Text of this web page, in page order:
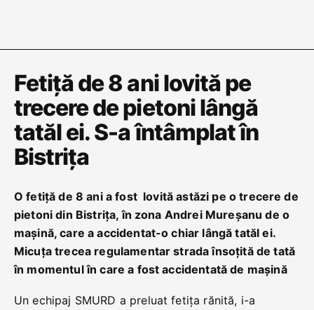
Fetiță de 8 ani lovită pe
trecere de pietoni lângă
tatăl ei. S-a întâmplat în
Bistrița
O fetiță de 8 ani a fost lovită astăzi pe o trecere de
pietoni din Bistrița, în zona Andrei Mureșanu de o
mașină, care a accidentat-o chiar lângă tatăl ei.
Micuța trecea regulamentar strada însoțită de tată
în momentul în care a fost accidentată de mașină
Un echipaj SMURD a preluat fetița rănită, i-a